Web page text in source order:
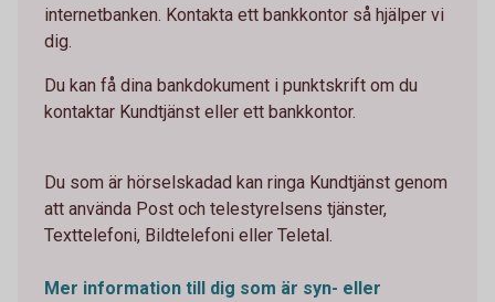
internetbanken. Kontakta ett bankkontor så hjälper vi
dig.
Du kan få dina bankdokument i punktskrift om du
kontaktar Kundtjänst eller ett bankkontor.
Du som är hörselskadad kan ringa Kundtjänst genom
att använda Post och telestyrelsens tjänster,
Texttelefoni, Bildtelefoni eller Teletal.
Mer information till dig som är syn- eller